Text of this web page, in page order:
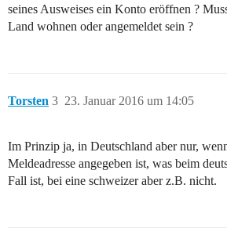
seines Ausweises ein Konto eröffnen ?
Land wohnen oder angemeldet sein ?
Torsten 23. Januar 2016 um 14:05
3
Im Prinzip ja, in Deutschland aber nur,
Meldeadresse angegeben ist, was beim
Fall ist, bei eine schweizer aber z.B. nicht.